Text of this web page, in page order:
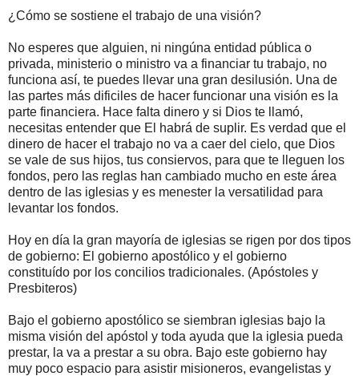
¿Cómo se sostiene el trabajo de una visión?
No esperes que alguien, ni ningúna entidad pública o
privada, ministerio o ministro va a financiar tu trabajo, no
funciona así, te puedes llevar una gran desilusión. Una de
las partes más dificiles de hacer funcionar una visión es la
parte financiera. Hace falta dinero y si Dios te llamó,
necesitas entender que El habrá de suplir. Es verdad que el
dinero de hacer el trabajo no va a caer del cielo, que Dios
se vale de sus hijos, tus consiervos, para que te lleguen los
fondos, pero las reglas han cambiado mucho en este área
dentro de las iglesias y es menester la versatilidad para
levantar los fondos.
Hoy en día la gran mayoría de iglesias se rigen por dos tipos
de gobierno: El gobierno apostólico y el gobierno
constituído por los concilios tradicionales. (Apóstoles y
Presbiteros)
Bajo el gobierno apostólico se siembran iglesias bajo la
misma visión del apóstol y toda ayuda que la iglesia pueda
prestar, la va a prestar a su obra. Bajo este gobierno hay
muy poco espacio para asistir misioneros, evangelistas y